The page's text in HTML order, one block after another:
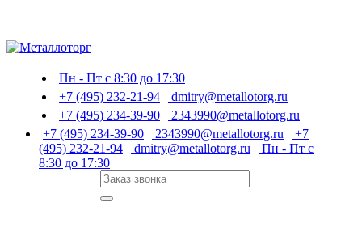
Пн - Пт с 8:30 до 17:30
+7 (495) 232-21-94
dmitry@metallotorg.ru
+7 (495) 234-39-90
2343990@metallotorg.ru
+7 (495) 234-39-90
2343990@metallotorg.ru
+7
(495) 232-21-94
dmitry@metallotorg.ru
Пн - Пт с
8:30 до 17:30